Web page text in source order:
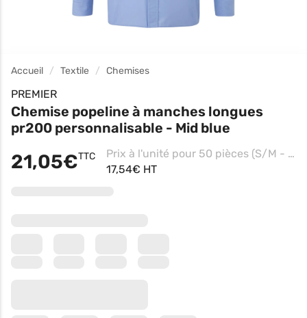
Accueil Textile Chemises
PREMIER
Chemise popeline à manches longues
pr200 personnalisable - Mid blue
21,05€TTC
Prix à l'unité pour 50 pièces (S/M - Royal, Impression Contre coeur)
17,54€ HT